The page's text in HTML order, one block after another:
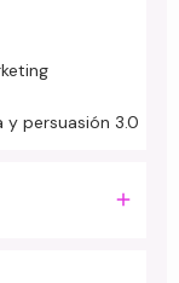
y persuasión 3.0